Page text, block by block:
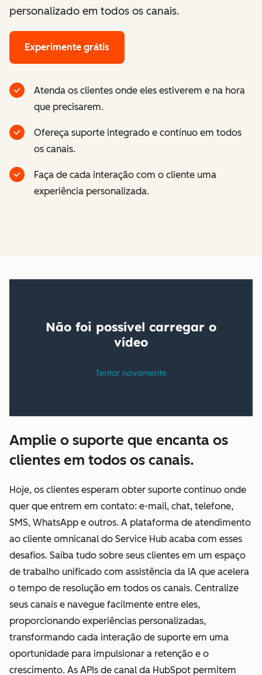
personalizado em todos os canais.
Experimente grátis
Atenda os clientes onde eles estiverem e na hora
que precisarem.
Ofereça suporte integrado e contínuo em todos
os canais.
Faça de cada interação com o cliente uma
experiência personalizada.
Amplie o suporte que encanta os
clientes em todos os canais.
Hoje, os clientes esperam obter suporte contínuo onde
quer que entrem em contato: e-mail, chat, telefone,
SMS, WhatsApp e outros. A plataforma de atendimento
ao cliente omnicanal do Service Hub acaba com esses
desafios. Saiba tudo sobre seus clientes em um espaço
de trabalho unificado com assistência da IA que acelera
o tempo de resolução em todos os canais. Centralize
seus canais e navegue facilmente entre eles,
proporcionando experiências personalizadas,
transformando cada interação de suporte em uma
oportunidade para impulsionar a retenção e o
crescimento. As APIs de canal da HubSpot permitem